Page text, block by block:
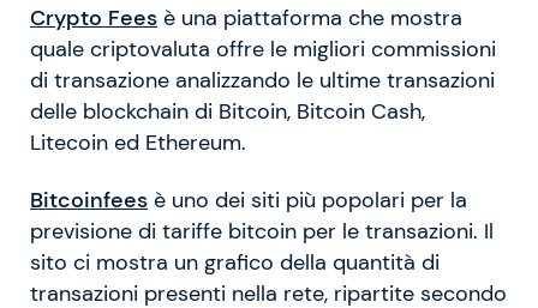
Crypto Fees è una piattaforma che mostra
quale criptovaluta offre le migliori commissioni
di transazione analizzando le ultime transazioni
delle blockchain di Bitcoin, Bitcoin Cash,
Litecoin ed Ethereum.
Bitcoinfees è uno dei siti più popolari per la
previsione di tariffe bitcoin per le transazioni. Il
sito ci mostra un grafico della quantità di
transazioni presenti nella rete, ripartite secondo